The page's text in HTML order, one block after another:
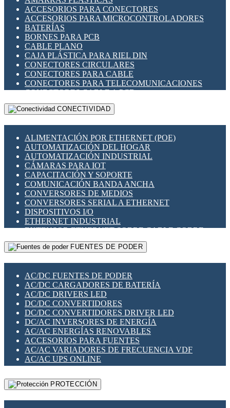
INDICADORES PARA PANEL
INTERFACES DE RELÉ
INTERRUPTORES FIN DE CARRERA
LLAVES CONMUTADORAS
MEDIDORES DE ENERGÍA Y TC'S DE CORRIENTE
MOTORES PASO A PASO
PANTALLAS HMI
PLC -CONTROLADORES LÓGICO PROGRAMABLES
PROGRAMADORES DE HORARIO
RELÉS DE PROTECCIÓN
SENSORES CAPACITIVOS
SENSORES INDUCTIVOS
TEMPORIZADORES
VARIACS
VARIADORES DE FRECUENCIA [VDF]
SECCIONADORES - INTERRUPTORES
MAQUINARIA
ACCESORIOS PARA CONECTORES
ACCESORIOS PARA MICROCONTROLADORES
BATERÍAS
BORNES PARA PCB
CABLE PLANO
CAJA PLÁSTICA PARA RIEL DIN
CONECTORES CIRCULARES
CONECTORES PARA CABLE
CONECTORES PARA TELECOMUNICACIONES
CONECTORES CABLE A PCB
CONECTORES PCB A CABLE
DIP SWITCHES
HERRAMIENTAS VARIAS
ILUMINACIÓN LED
INTERRUPTORES REED
INTERFACES DE RELÉ
OTROS RELÉS
PROTECCIÓN TÉRMICA
RELÉS AUTOMOTRICES
RELÉS DE SEÑAL
RELÉS DE ESTADO SÓLIDO SSR
RELÉS INDUSTRIALES
RELÉS MINIATURA DE POTENCIA
SENSORES MAGNÉTICOS
SWITCH Y MICROSWITCH
TARJETAS PI
UNIÓN Y DERIVACIÓN DE CABLE
CONECTIVIDAD
ALIMENTACIÓN POR ETHERNET (POE)
AUTOMATIZACIÓN DEL HOGAR
AUTOMATIZACIÓN INDUSTRIAL
CÁMARAS PARA IOT
CAPACITACIÓN Y SOPORTE
COMUNICACIÓN BANDA ANCHA
CONVERSORES DE MEDIOS
CONVERSORES SERIAL A ETHERNET
DISPOSITIVOS I/O
ETHERNET INDUSTRIAL
EXTENSOR ETHERNET SOBRE CABLE COBRE
GATEWAY LORAWAN
GESTIÓN DE REDES
PLACAS MODULARES IOT
SWITCHES Y REDES WIFI
SOLUCIONES IOT
SOLUCIONES LORAWAN
SOLUCIONES RED CELULAR
SEGURIDAD PARA REDES
SWITCHES LAN
TELEFONÍA IP (VOIP)
VIGILANCIA IP (CCTV)
MESHTASTIC
FUENTES DE PODER
AC/DC FUENTES DE PODER
AC/DC CARGADORES DE BATERÍA
AC/DC DRIVERS LED
DC/DC CONVERTIDORES
DC/DC CONVERTIDORES DRIVER LED
DC/AC INVERSORES DE ENERGÍA
AC/AC ENERGÍAS RENOVABLES
ACCESORIOS PARA FUENTES
AC/AC VARIADORES DE FRECUENCIA VDF
AC/AC UPS ONLINE
PROTECCIÓN